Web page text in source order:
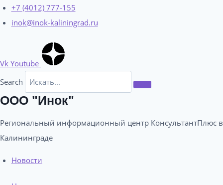
Перейти
к
+7 (4012) 777-155
inok@inok-kaliningrad.ru
Vk Youtube
Search
ООО "Инок"
Региональный информационный центр КонсультантПлюс в
Калининграде​
Новости